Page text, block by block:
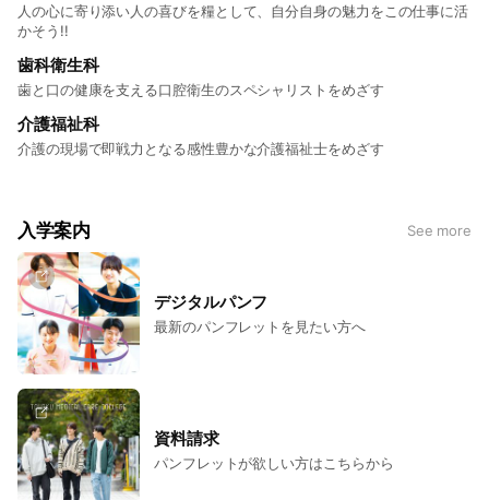
人の心に寄り添い人の喜びを糧として、自分自身の魅力をこの仕事に活
かそう!!
歯科衛生科
歯と口の健康を支える口腔衛生のスペシャリストをめざす
介護福祉科
介護の現場で即戦力となる感性豊かな介護福祉士をめざす
入学案内 See more
デジタルパンフ
最新のパンフレットを見たい方へ
資料請求
パンフレットが欲しい方はこちらから